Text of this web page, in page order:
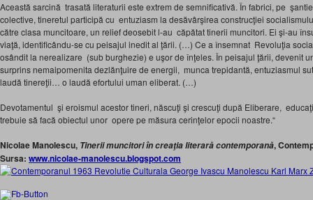
Această sarcină trasată literaturii este extrem de semnificativă. În fa­brici, pe
colective, tineretul participă cu entuziasm la desăvârşirea construcţiei
către clasa muncitoare, un relief deosebit l-au căpătat tinerii muncitori. Ei şi-au
viaţă, identificându-se cu peisajul inedit al ţării. (…) Ce a însemnat Revoluţia
osândit la nerealizare (sub burghezie) e uşor de înţeles. În peisajul ţării, devenit
surprins nemaipomenita dezlănţuire de energii, munca trepidantă, entuziasmul
laudă tinereţii… o laudă efortului uman eliberat. (…)
Devotamentul şi eroismul acestor tineri, născuţi şi crescuţi după Elibe­rare,
trebuie să facă obiectul unor opere pe măsura cerinţelor epocii noastre.“
Nicolae Manolescu, Tinerii muncitori în creaţia literară contemporană,
Sursa: www.nicolae-manolescu.blogspot.com